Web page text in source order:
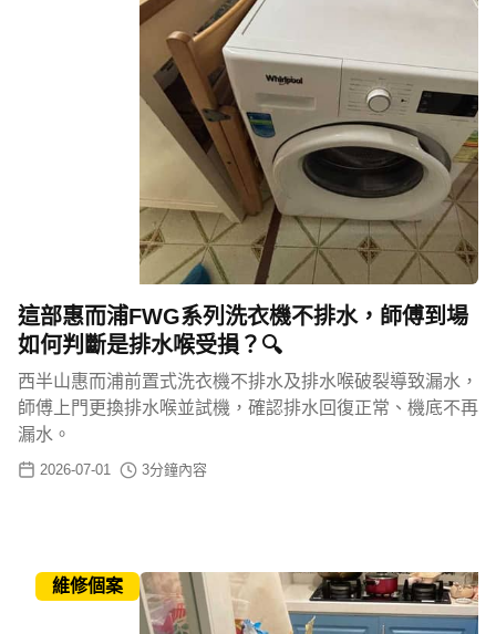
這部惠而浦FWG系列洗衣機不排水，師傅到場
如何判斷是排水喉受損？🔍
西半山惠而浦前置式洗衣機不排水及排水喉破裂導致漏水，
師傅上門更換排水喉並試機，確認排水回復正常、機底不再
漏水。
2026-07-01 3分鐘內容
維修個案